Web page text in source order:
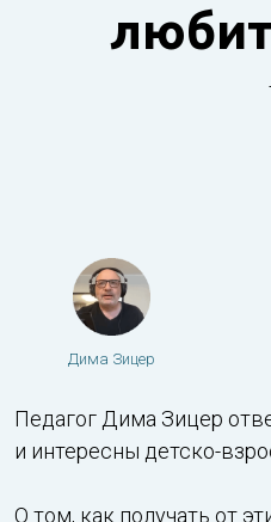
Дима Зицер
Педагог Дима Зицер
и интересны детско-
О том, как получать от